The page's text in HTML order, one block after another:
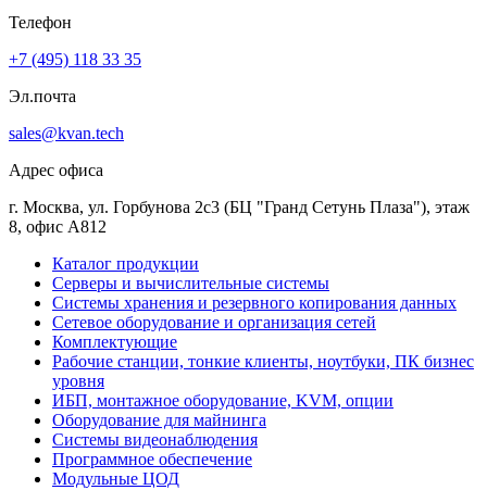
Телефон
+7 (495) 118 33 35
Эл.почта
sales@kvan.tech
Адрес офиса
г. Москва, ул. Горбунова 2с3 (БЦ "Гранд Сетунь Плаза"), этаж
8, офис А812
Каталог продукции
Серверы и вычислительные системы
Системы хранения и резервного копирования данных
Сетевое оборудование и организация сетей
Комплектующие
Рабочие станции, тонкие клиенты, ноутбуки, ПК бизнес
уровня
ИБП, монтажное оборудование, KVM, опции
Оборудование для майнинга
Системы видеонаблюдения
Программное обеспечение
Модульные ЦОД